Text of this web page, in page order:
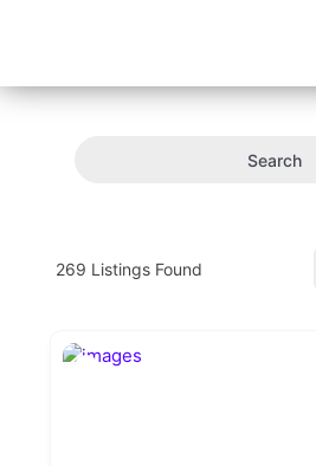
Search
269 Listings Found